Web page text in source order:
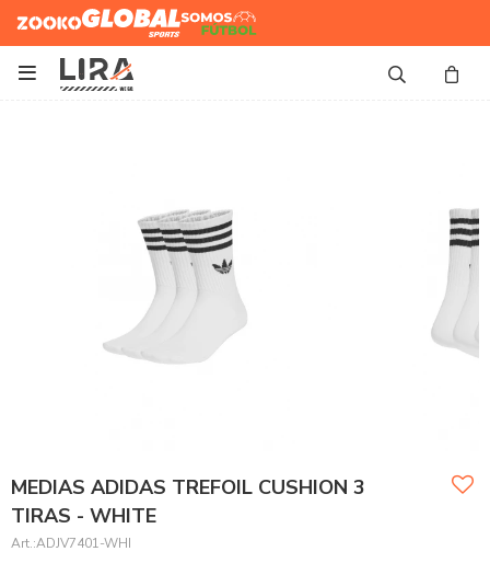
Zooko Global Sports
Somos
Futbol

MEDIAS ADIDAS TREFOIL CUSHION 3
TIRAS - WHITE
ADJV7401-WHI